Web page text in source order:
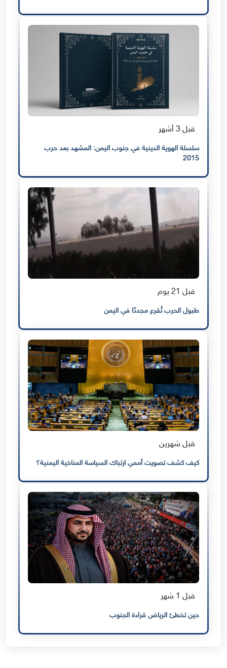
قبل 3 أشهر
سلسلة الهوية الدينية في جنوب اليمن: المشهد بعد حرب
2015
قبل 21 يوم
طبول الحرب تُقرع مجددًا في اليمن
قبل شهرين
كيف كشف تصويت أممي ارتباك السياسة المناخية اليمنية؟
قبل 1 شهر
حين تخطئ الرياض قراءة الجنوب